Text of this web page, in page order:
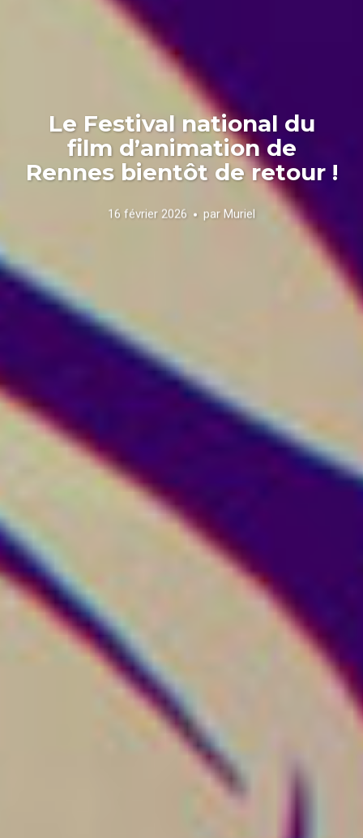
Le Festival national du
film d’animation de
Rennes bientôt de retour !
16 février 2026 par Muriel